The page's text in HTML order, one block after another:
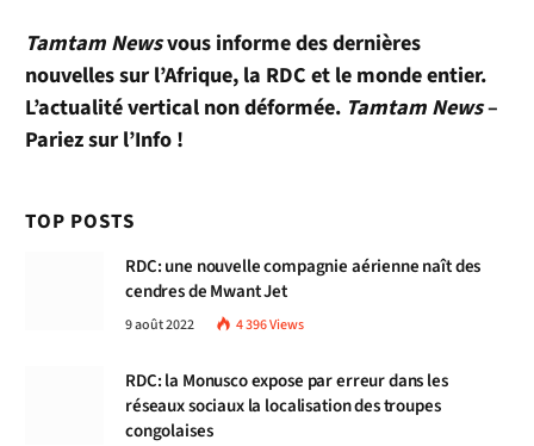
Tamtam Newsvous informe des dernières
nouvelles sur l’Afrique, la RDC et le monde entier.
L’actualité vertical non déformée. Tamtam News–
Pariez sur l’Info !
TOP POSTS
RDC: une nouvelle compagnie aérienne naît des
cendres de Mwant Jet
9 août 2022 4 396Views
RDC: la Monusco expose par erreur dans les
réseaux sociaux la localisation des troupes
congolaises